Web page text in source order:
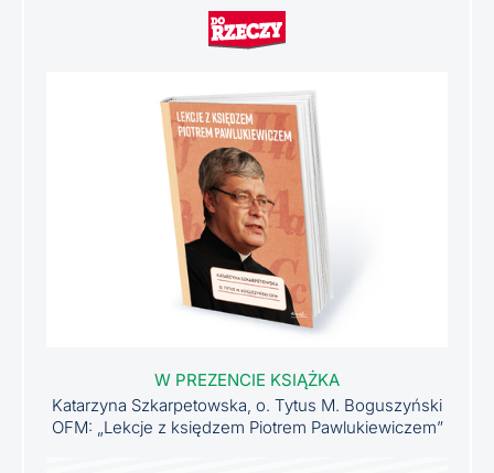
W PREZENCIE KSIĄŻKA
Katarzyna Szkarpetowska, o. Tytus M. Boguszyński
OFM: „Lekcje z księdzem Piotrem Pawlukiewiczem”